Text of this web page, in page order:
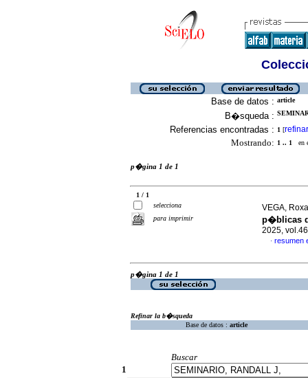
Base de datos : article
B�squeda :
Referencias encontradas : 1 [refinar
Mostrando: 1 .. 1 en
p�gina 1 de 1
1 / 1
selecciona
para imprimir
VEGA,
p�blicas
2025,
· resumen
p�gina 1 de 1
Refinar la b�squeda
Base de datos : article
Buscar
1